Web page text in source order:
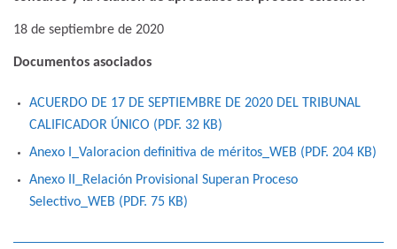
18 de septiembre de 2020
Documentos asociados
ACUERDO DE 17 DE SEPTIEMBRE DE 2020 DEL TRIBUNAL
CALIFICADOR ÚNICO (PDF. 32 KB)
Anexo I_Valoracion definitiva de méritos_WEB (PDF. 204 KB)
Anexo II_Relación Provisional Superan Proceso
Selectivo_WEB (PDF. 75 KB)